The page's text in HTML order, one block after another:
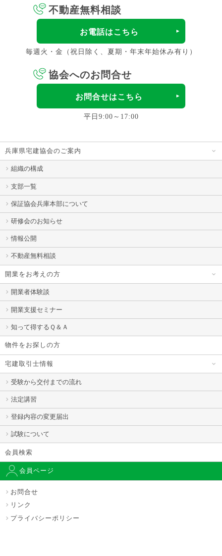
不動産無料相談
お電話はこちら
毎週火・金（祝日除く、夏期・年末年始休み有り）
協会へのお問合せ
お問合せはこちら
平日9:00～17:00
兵庫県宅建協会のご案内
組織の構成
支部一覧
保証協会兵庫本部について
研修会のお知らせ
情報公開
不動産無料相談
開業をお考えの方
開業者体験談
開業支援セミナー
知って得するＱ＆Ａ
物件をお探しの方
宅建取引士情報
受験から交付までの流れ
法定講習
登録内容の変更届出
試験について
会員検索
会員ページ
お問合せ
リンク
プライバシーポリシー